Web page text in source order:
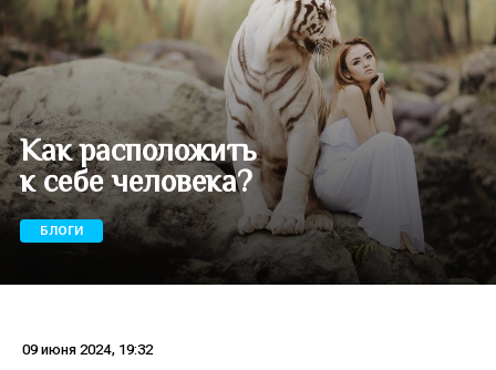
Как расположить
к себе человека?
БЛОГИ
09 июня 2024, 19:32